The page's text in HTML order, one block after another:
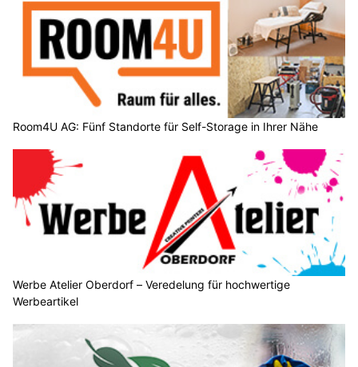
Room4U AG: Fünf Standorte für Self-Storage in Ihrer Nähe
Werbe Atelier Oberdorf – Veredelung für hochwertige
Werbeartikel